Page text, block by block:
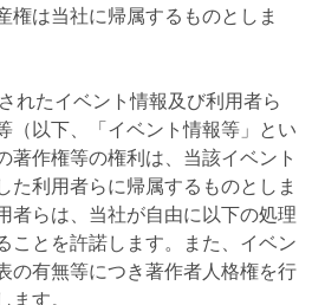
権は当社に帰属するものとしま
れたイベント情報及び利用者ら
（以下、「イベント情報等」とい
著作権等の権利は、当該イベント
た利用者らに帰属するものとしま
者らは、当社が自由に以下の処理
ことを許諾します。また、イベン
の有無等につき著作者人格権を行
す。